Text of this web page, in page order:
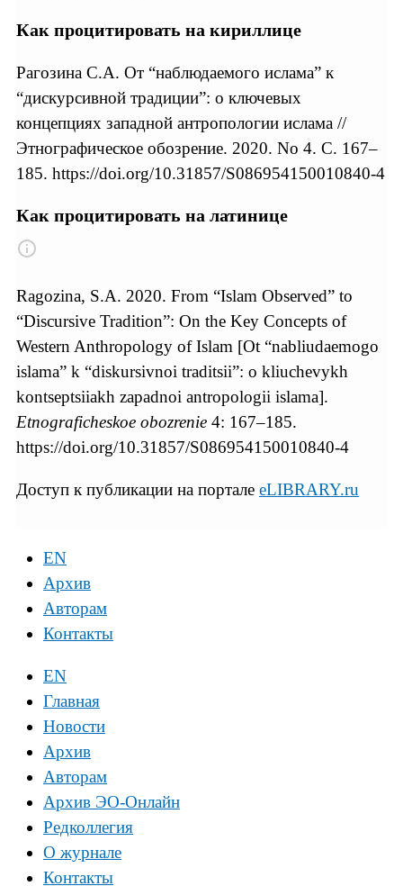
Как процитировать на кириллице
Рагозина С.А. От “наблюдаемого ислама” к
“дискурсивной традиции”: о ключевых
концепциях западной антропологии ислама //
Этнографическое обозрение. 2020. No 4. С. 167–
185. https://doi.org/10.31857/S086954150010840-4
Как процитировать на латинице
Ragozina, S.А. 2020. From “Islam Observed” to
“Discursive Tradition”: On the Key Concepts of
Western Anthropology of Islam [Ot “nabliudaemogo
islama” k “diskursivnoi traditsii”: o kliuchevykh
kontseptsiiakh zapadnoi antropologii islama].
Etnograficheskoe obozrenie 4: 167–185.
https://doi.org/10.31857/S086954150010840-4
Доступ к публикации на портале eLIBRARY.ru
EN
Архив
Авторам
Контакты
EN
Главная
Новости
Архив
Авторам
Архив ЭО-Онлайн
Редколлегия
О журнале
Контакты